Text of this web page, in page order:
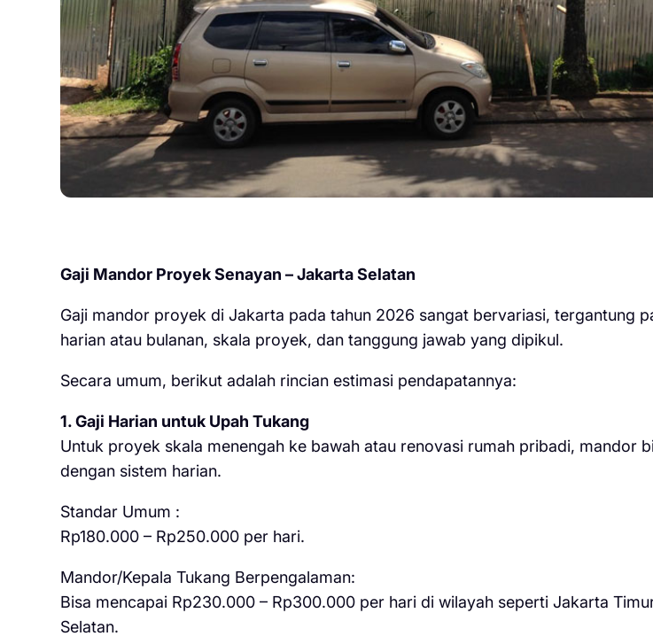
Gaji Mandor Proyek Senayan – Jakarta Selatan
Gaji mandor proyek di Jakarta pada tahun 2026 sangat bervariasi, tergantung
harian atau bulanan, skala proyek, dan tanggung jawab yang dipikul.
Secara umum, berikut adalah rincian estimasi pendapatannya:
1. Gaji Harian untuk Upah Tukang
Untuk proyek skala menengah ke bawah atau renovasi rumah pribadi, mandor
dengan sistem harian.
Standar Umum :
Rp180.000 – Rp250.000 per hari.
Mandor/Kepala Tukang Berpengalaman:
Bisa mencapai Rp230.000 – Rp300.000 per hari di wilayah seperti Jakarta
Selatan.